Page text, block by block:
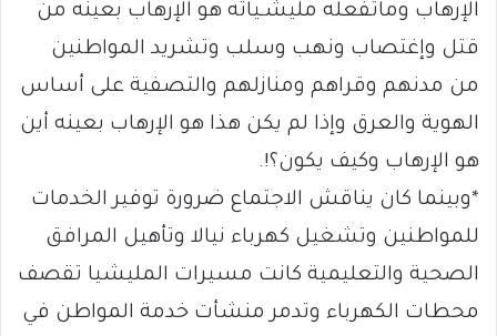
الإرهاب وماتفعله مليشـياته هو الإرهاب بعينه من
قتل وإغتصاب ونهب وسلب وتشريد المواطنين
من مدنهم وقراهم ومنازلهم والتصفية على أساس
الهوية والعرق وإذا لم يكن هذا هو الإرهاب بعينه أين
هو الإرهاب وكيف يكون؟!.
*وبينما كان يناقش الاجتماع ضرورة توفير الخدمات
للمواطنين وتشغيل كهرباء نيالا وتأهيل المرافق
الصحية والتعليمية كانت مسيرات المليشيا تقصف
محطات الكهرباء وتدمر منشأت خدمة المواطن في